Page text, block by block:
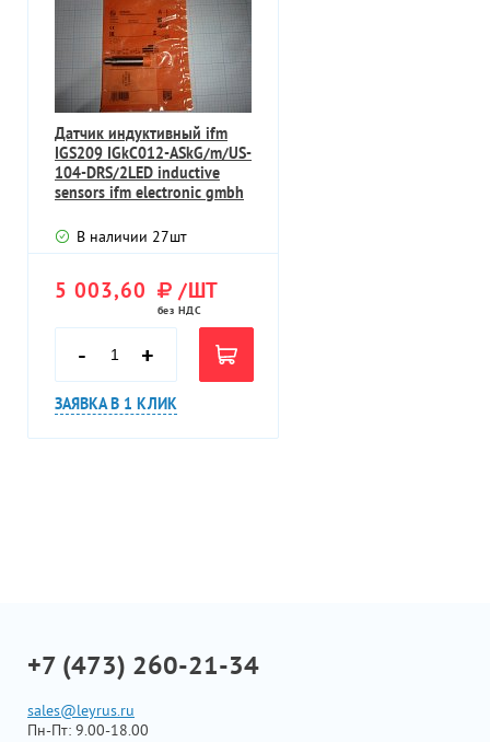
Датчик индуктивный ifm
IGS209 IGkC012-ASkG/m/US-
104-DRS/2LED inductive
sensors ifm electronic gmbh
В наличии 27шт
5 003,60 /ШТ
без НДС
- +
ЗАЯВКА В 1 КЛИК
+7 (473) 260-21-34
sales@leyrus.ru
Пн-Пт: 9.00-18.00